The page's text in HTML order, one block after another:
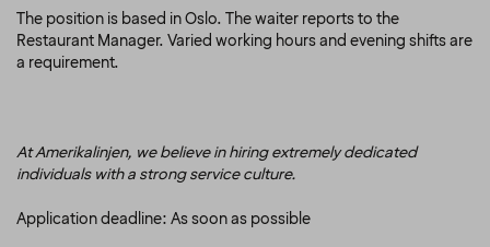
The position is based in Oslo. The waiter reports to the
Restaurant Manager. Varied working hours and evening shifts are
a requirement.
At Amerikalinjen, we believe in hiring extremely dedicated
individuals with a strong service culture.
Application deadline: As soon as possible